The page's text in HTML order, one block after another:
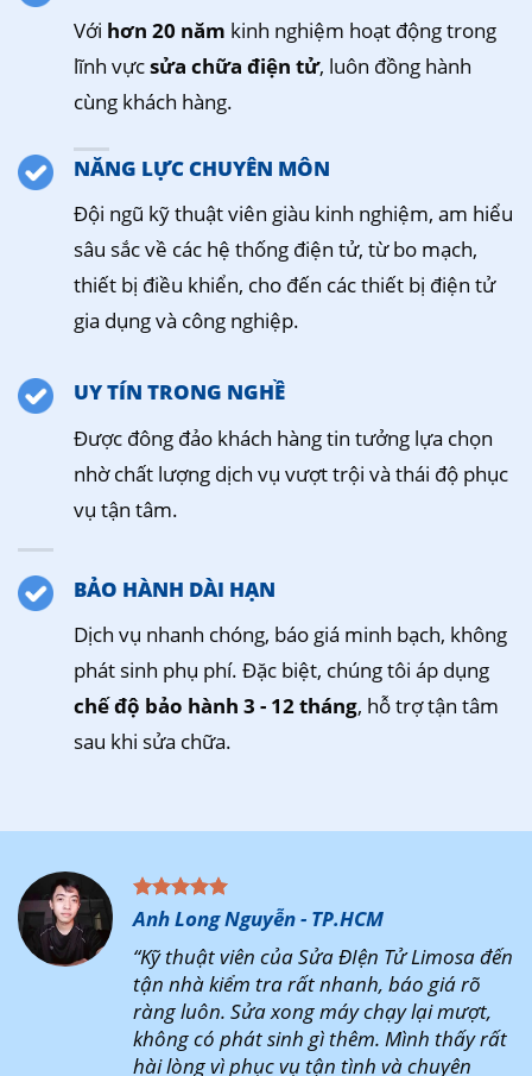
Với hơn 20 năm kinh nghiệm hoạt động trong
lĩnh vựcsửa chữa điện tử, luôn đồng hành
cùng khách hàng.
NĂNG LỰC CHUYÊN MÔN
Đội ngũ kỹ thuật viên giàu kinh nghiệm, am hiểu
sâu sắc về các hệ thống điện tử, từ bo mạch,
thiết bị điều khiển, cho đến các thiết bị điện tử
gia dụng và công nghiệp.
UY TÍN TRONG NGHỀ
Được đông đảo khách hàng tin tưởng lựa chọn
nhờ chất lượng dịch vụ vượt trội và thái độ phục
vụ tận tâm.
BẢO HÀNH DÀI HẠN
Dịch vụ nhanh chóng, báo giá minh bạch, không
phát sinh phụ phí. Đặc biệt, chúng tôi áp dụng
chế độ bảo hành 3 - 12 tháng, hỗ trợ tận tâm
sau khi sửa chữa.
Anh Long Nguyễn - TP.HCM
“Kỹ thuật viên của Sửa ĐIện Tử Limosa đến
tận nhà kiểm tra rất nhanh, báo giá rõ
ràng luôn. Sửa xong máy chạy lại mượt,
không có phát sinh gì thêm. Mình thấy rất
hài lòng vì phục vụ tận tình và chuyên